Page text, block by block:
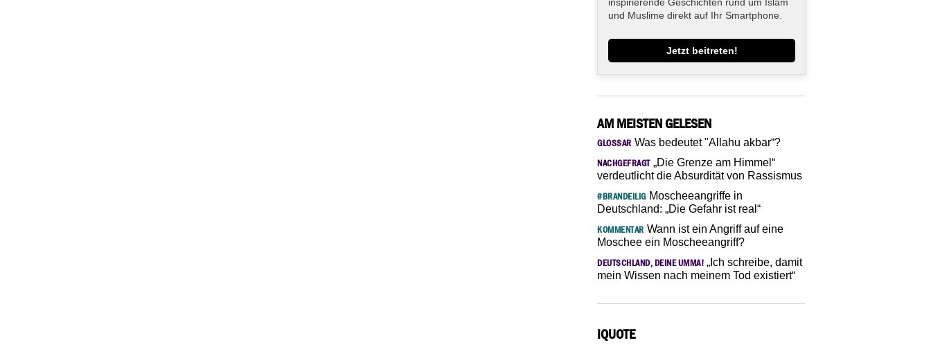
und Muslime direkt auf Ihr Smartphone.
Jetzt beitreten!
AM MEISTEN GELESEN
GLOSSAR Was bedeutet "Allahu akbar“?
NACHGEFRAGT„Die Grenze am Himmel“
verdeutlicht die Absurdität von Rassismus
#BRANDEILIGMoscheeangriffe in
Deutschland: „Die Gefahr ist real“
KOMMENTAR Wann ist ein Angriff auf eine
Moschee ein Moscheeangriff?
DEUTSCHLAND, DEINE UMMA! „Ich schreibe, damit
mein Wissen nach meinem Tod existiert“
IQUOTE